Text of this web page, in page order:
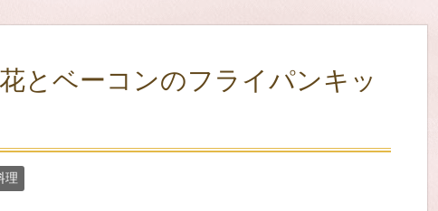
とベーコンのフライパンキッ
理